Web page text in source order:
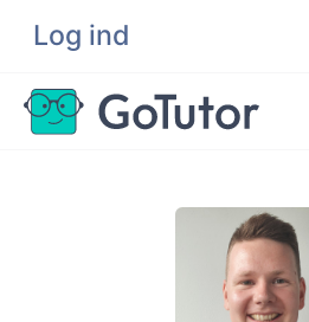
Log ind
Søg
Lektiehjælp
Hjælp til ordblinde